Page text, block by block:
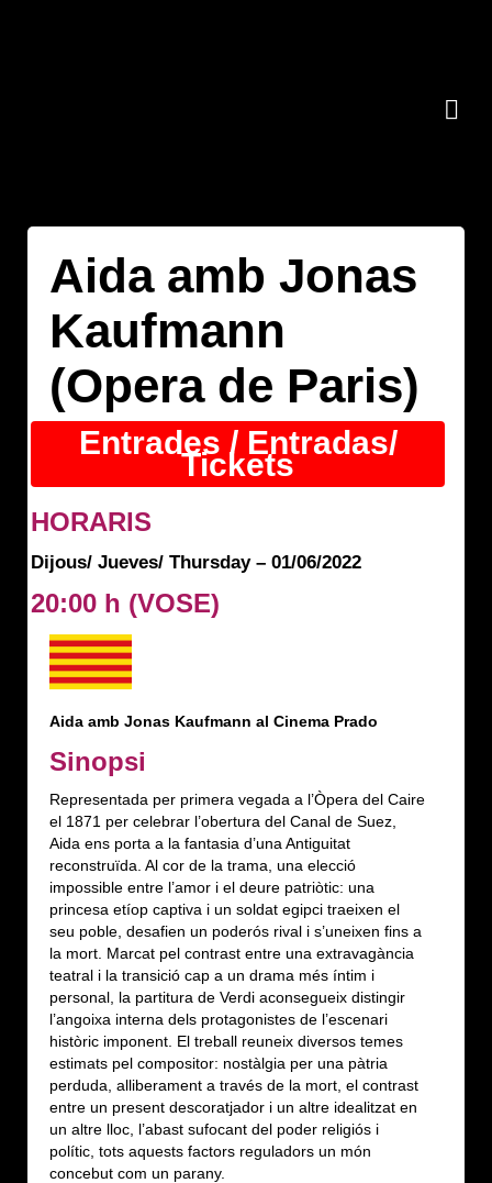
Aida amb Jonas
Kaufmann
(Opera de Paris)
Entrades / Entradas/
Tickets
HORARIS
Dijous/ Jueves/ Thursday – 01/06/2022
20:00 h (VOSE)
Aida amb Jonas Kaufmann al Cinema Prado
Sinopsi
Representada per primera vegada a l’Òpera del Caire
el 1871 per celebrar l’obertura del Canal de Suez,
Aida ens porta a la fantasia d’una Antiguitat
reconstruïda. Al cor de la trama, una elecció
impossible entre l’amor i el deure patriòtic: una
princesa etíop captiva i un soldat egipci traeixen el
seu poble, desafien un poderós rival i s’uneixen fins a
la mort. Marcat pel contrast entre una extravagància
teatral i la transició cap a un drama més íntim i
personal, la partitura de Verdi aconsegueix distingir
l’angoixa interna dels protagonistes de l’escenari
històric imponent. El treball reuneix diversos temes
estimats pel compositor: nostàlgia per una pàtria
perduda, alliberament a través de la mort, el contrast
entre un present descoratjador i un altre idealitzat en
un altre lloc, l’abast sufocant del poder religiós i
polític, tots aquests factors reguladors un món
concebut com un parany.